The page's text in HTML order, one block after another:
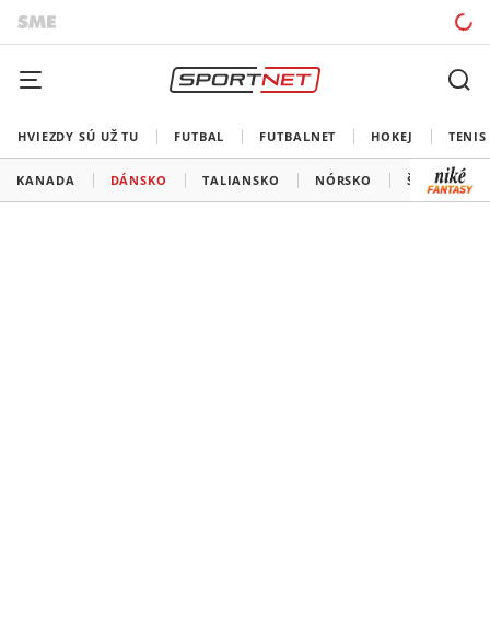
HVIEZDY SÚ UŽ TU FUTBAL FUTBALNET HOKEJ TENIS
KANADA DÁNSKO TALIANSKO NÓRSKO ŠVÉDSKO